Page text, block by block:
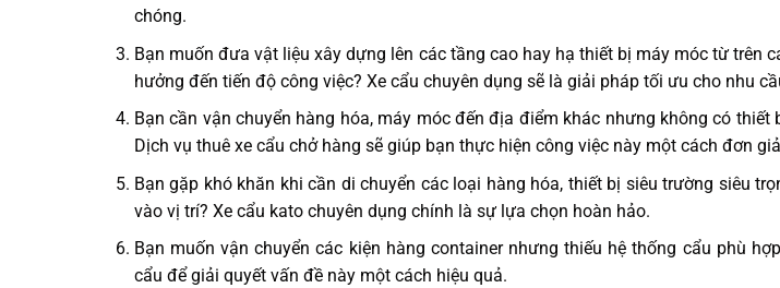
chóng.
Bạn muốn đưa vật liệu xây dựng lên các tầng cao hay hạ thiết bị máy móc từ trên
hưởng đến tiến độ công việc? Xe cẩu chuyên dụng sẽ là giải pháp tối ưu cho nhu
Bạn cần vận chuyển hàng hóa, máy móc đến địa điểm khác nhưng không có thiết
Dịch vụ thuê xe cẩu chở hàng sẽ giúp bạn thực hiện công việc này một cách đơn
Bạn gặp khó khăn khi cần di chuyển các loại hàng hóa, thiết bị siêu trường siêu
vào vị trí? Xe cẩu kato chuyên dụng chính là sự lựa chọn hoàn hảo.
Bạn muốn vận chuyển các kiện hàng container nhưng thiếu hệ thống cẩu phù
cẩu để giải quyết vấn đề này một cách hiệu quả.